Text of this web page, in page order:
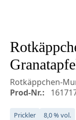
Rotkäppchen-
Prod-Nr.:
Prickler 8,0 % vol.